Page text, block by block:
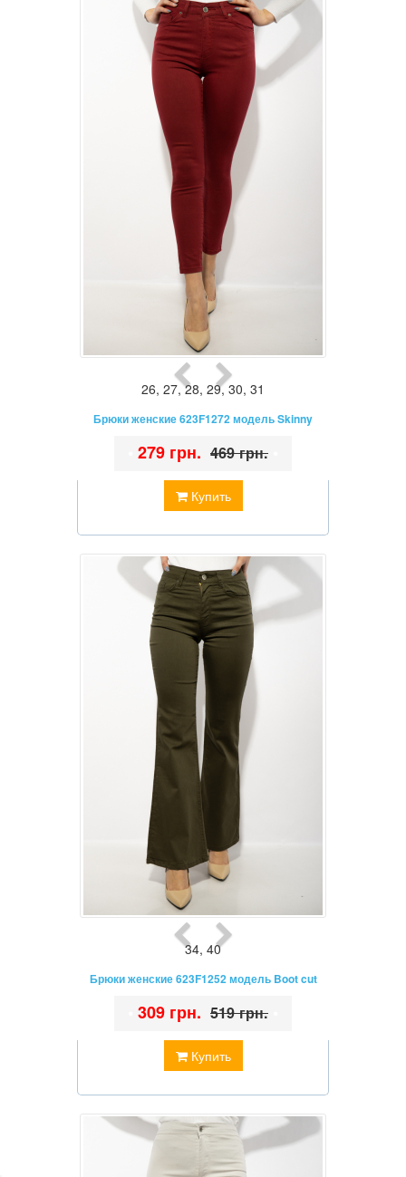
26, 27,28, 29,30, 31
Брюки женские 623F1272 модель Skinny
Купить
279 грн. 469 грн.
34, 40
Брюки женские 623F1252 модель Boot cut
Купить
309 грн. 519 грн.